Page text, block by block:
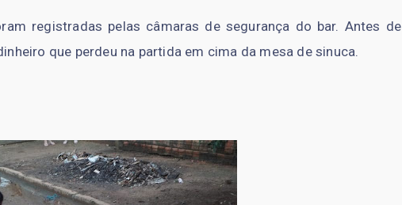
registradas pelas câmaras de segurança do bar. Antes de
que perdeu na partida em cima da mesa de sinuca.